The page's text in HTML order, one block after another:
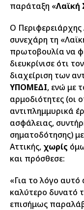
παράταξη «Λαϊκή
Ο Περιφερειάρχης
συνεχάρη τη
πρωτοβουλία να
διευκρίνισε ότι
διαχείριση των
ΥΠΟΜΕΔΙ, ενώ με
αρμοδιότητες (οι
αντιπλημμυρικά
ασφάλειας,
σηματοδότησης)
Αττικής, χωρίς
και πρόσθεσε:
«Για το λόγο αυτό
καλύτερο δυνατό
επισήμως